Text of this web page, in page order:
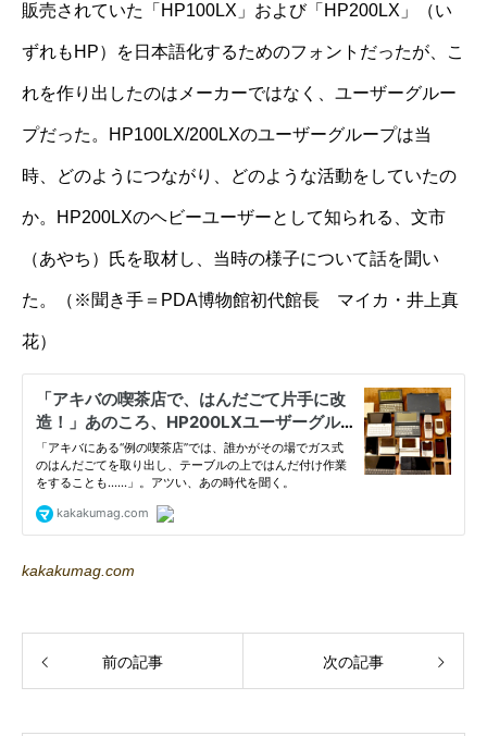
販売されていた「HP100LX」および「HP200LX」（い
ずれもHP）を日本語化するためのフォントだったが、こ
れを作り出したのはメーカーではなく、ユーザーグルー
プだった。HP100LX/200LXのユーザーグループは当
時、どのようにつながり、どのような活動をしていたの
か。HP200LXのヘビーユーザーとして知られる、文市
（あやち）氏を取材し、当時の様子について話を聞い
た。（※聞き手＝PDA博物館初代館長 マイカ・井上真
花）
kakakumag.com
前の記事 次の記事